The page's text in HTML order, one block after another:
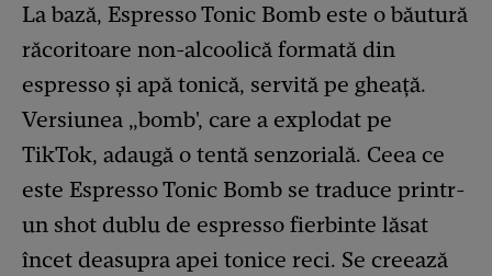
La bază, Espresso Tonic Bomb este o băutură
răcoritoare non-alcoolică formată din
espresso și apă tonică, servită pe gheață.
Versiunea „bomb', care a explodat pe
TikTok, adaugă o tentă senzorială. Ceea ce
este Espresso Tonic Bomb se traduce printr-
un shot dublu de espresso fierbinte lăsat
încet deasupra apei tonice reci. Se creează